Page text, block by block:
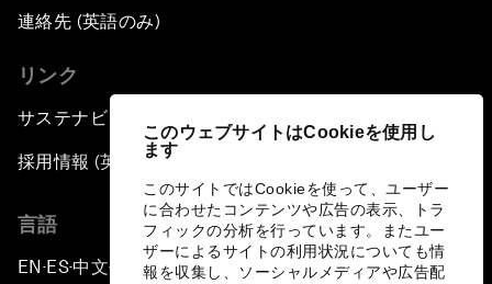
このウェブサイトはCookieを使用し
ます
このサイトではCookieを使って、ユーザー
に合わせたコンテンツや広告の表示、トラ
フィックの分析を行っています。またユー
ザーによるサイトの利用状況についても情
報を収集し、ソーシャルメディアや広告配
連絡先 (英語のみ)
リンク
サステナビリティへの取り組み
採用情報 (英語のみ)
言語
EN ▪ES▪中文▪ 日本語